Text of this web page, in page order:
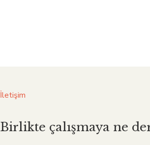
İletişim
Birlikte çalışmaya ne